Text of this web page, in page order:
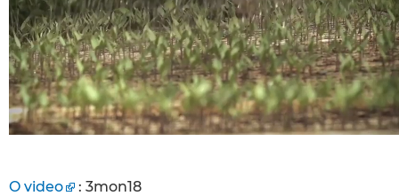
O video : 3mon18